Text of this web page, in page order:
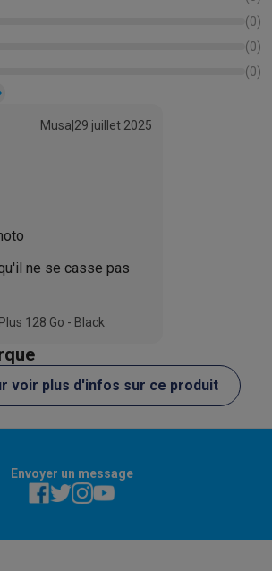
(0)
(0)
(0)
Musa 29 juillet 2025
ne se casse pas
128 Go - Black
voir plus d'infos sur ce produit
Envoyer un message